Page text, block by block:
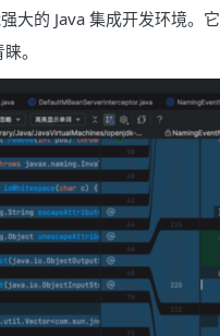
大的 Java 集成开发环境。
。